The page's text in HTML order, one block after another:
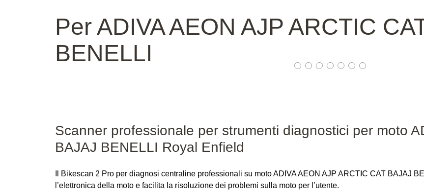
Per ADIVA AEON AJP ARCTIC
BENELLI
Scanner professionale per strumenti diagnostici per moto
BAJAJ BENELLI Royal Enfield
Il Bikescan 2 Pro per diagnosi centraline professionali su moto ADIVA AEON AJP ARCTIC CAT BAJAJ
l’elettronica della moto e facilita la risoluzione dei problemi sulla moto per l’utente.